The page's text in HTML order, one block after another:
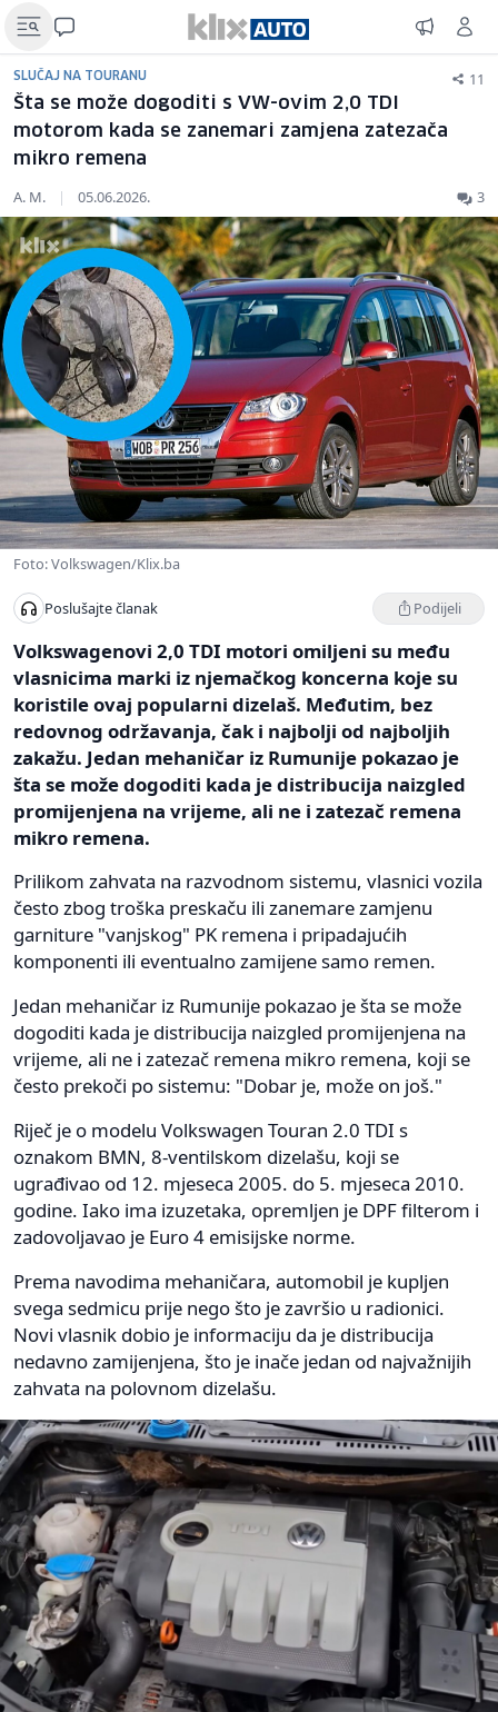
SLUČAJ NA TOURANU 11
Šta se može dogoditi s VW-ovim 2,0 TDI
motorom kada se zanemari zamjena zatezača
mikro remena
A. M. | 05.06.2026. 3
Foto: Volkswagen/Klix.ba
Poslušajte članak Podijeli
Volkswagenovi 2,0 TDI motori omiljeni su među
vlasnicima marki iz njemačkog koncerna koje su
koristile ovaj popularni dizelaš. Međutim, bez
redovnog održavanja, čak i najbolji od najboljih
zakažu. Jedan mehaničar iz Rumunije pokazao je
šta se može dogoditi kada je distribucija naizgled
promijenjena na vrijeme, ali ne i zatezač remena
mikro remena.
Prilikom zahvata na razvodnom sistemu, vlasnici vozila
često zbog troška preskaču ili zanemare zamjenu
garniture "vanjskog" PK remena i pripadajućih
komponenti ili eventualno zamijene samo remen.
Jedan mehaničar iz Rumunije pokazao je šta se može
dogoditi kada je distribucija naizgled promijenjena na
vrijeme, ali ne i zatezač remena mikro remena, koji se
često prekoči po sistemu: "Dobar je, može on još."
Riječ je o modelu Volkswagen Touran 2.0 TDI s
oznakom BMN, 8-ventilskom dizelašu, koji se
ugrađivao od 12. mjeseca 2005. do 5. mjeseca 2010.
godine. Iako ima izuzetaka, opremljen je DPF filterom i
zadovoljavao je Euro 4 emisijske norme.
Prema navodima mehaničara, automobil je kupljen
svega sedmicu prije nego što je završio u radionici.
Novi vlasnik dobio je informaciju da je distribucija
nedavno zamijenjena, što je inače jedan od najvažnijih
zahvata na polovnom dizelašu.